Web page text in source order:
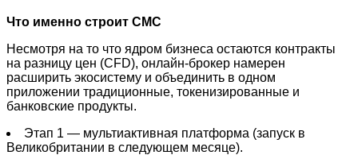
Что именно строит CMC
Несмотря на то что ядром бизнеса остаются контракты
на разницу цен (CFD), онлайн-брокер намерен
расширить экосистему и объединить в одном
приложении традиционные, токенизированные и
банковские продукты.
Этап 1 — мультиактивная платформа (запуск в
Великобритании в следующем месяце).